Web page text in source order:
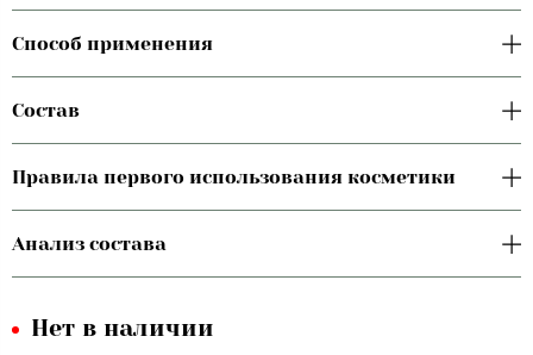
Способ применения
Состав
Правила первого использования косметики
Анализ состава
Нет в наличии